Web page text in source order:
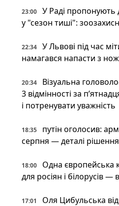
23:00
У Раді
у "сезон тиші":
22:34
У Львові під час
намагався напасти з
20:34
Візуальна
3 відмінності за
і потренувати уважність
18:35
путін оголосив:
серпня — деталі рішення
18:00
Одна європейська
для росіян і білорусів —
17:01
Оля Цибульська